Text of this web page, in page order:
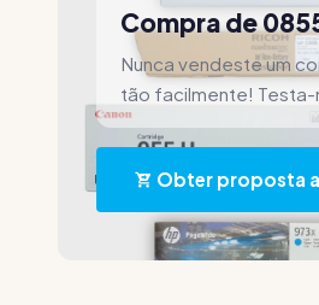
Compra de
Nunca vendeste um
tão facilmente! Testa-
Obter proposta